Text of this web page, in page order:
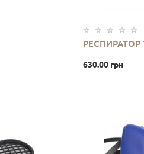
РЕСПИРАТОР
630.00 грн